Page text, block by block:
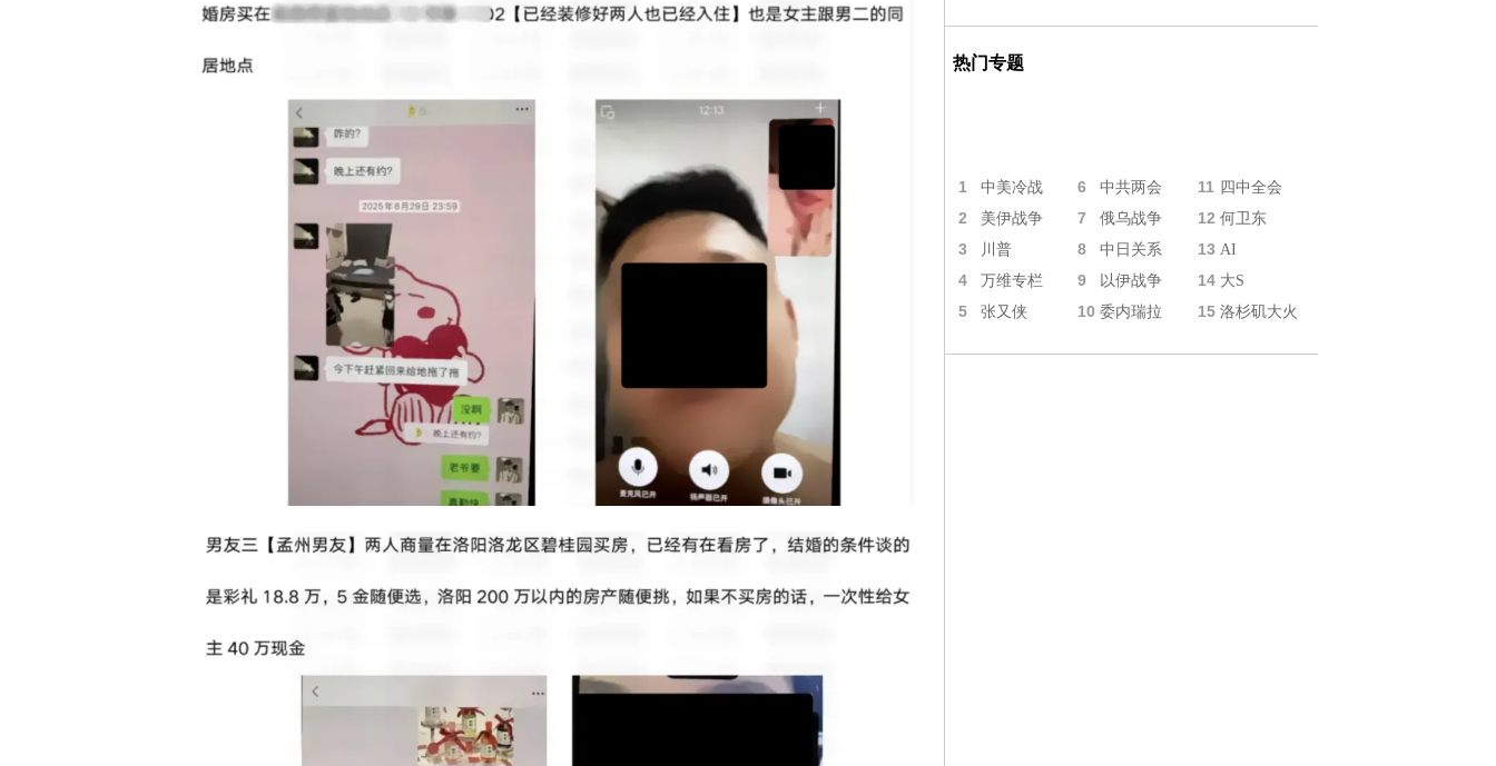
热门专题
1 中美冷战 6 中共两会 11 四中全会
2 美伊战争 7 俄乌战争 12 何卫东
3 川普 8 中日关系 13 AI
4 万维专栏 9 以伊战争 14 大S
5 张又侠 10 委内瑞拉 15 洛杉矶大火